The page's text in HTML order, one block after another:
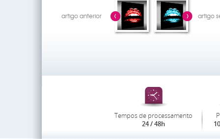
artigo anterior artigo
Tempos de processamento
24 / 48h